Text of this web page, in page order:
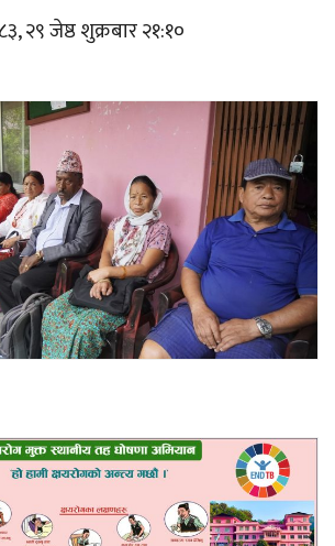
२९ जेष्ठ शुक्रबार २१:१०